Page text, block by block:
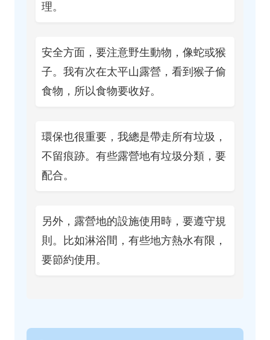
理。
安全方面，要注意野生動物，像蛇或猴
子。我有次在太平山露營，看到猴子偷
食物，所以食物要收好。
環保也很重要，我總是帶走所有垃圾，
不留痕跡。有些露營地有垃圾分類，要
配合。
另外，露營地的設施使用時，要遵守規
則。比如淋浴間，有些地方熱水有限，
要節約使用。